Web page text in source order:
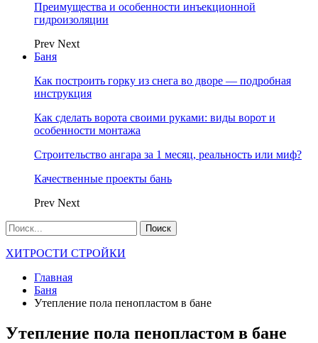
Преимущества и особенности инъекционной
гидроизоляции
Prev Next
Баня
Как построить горку из снега во дворе — подробная
инструкция
Как сделать ворота своими руками: виды ворот и
особенности монтажа
Строительство ангара за 1 месяц, реальность или миф?
Качественные проекты бань
Prev Next
ХИТРОСТИ СТРОЙКИ
Главная
Баня
Утепление пола пенопластом в бане
Утепление пола пенопластом в бане